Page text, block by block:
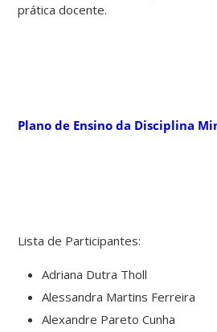
prática docente.
Plano de Ensino da Disciplina
Lista de Participantes:
Adriana Dutra Tholl
Alessandra Martins Ferreira
Alexandre Pareto Cunha